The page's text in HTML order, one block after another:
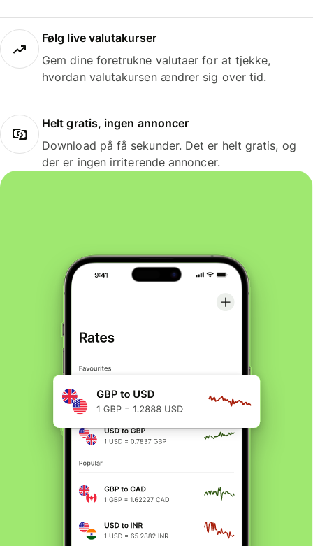
Følg live valutakurser
Gem dine foretrukne valutaer for at tjekke,
hvordan valutakursen ændrer sig over tid.
Helt gratis, ingen annoncer
Download på få sekunder. Det er helt gratis, og
der er ingen irriterende annoncer.